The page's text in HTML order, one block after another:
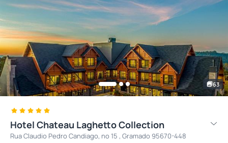
63
Hotel Chateau Laghetto Collection
Rua Claudio Pedro Candiago, nº 15 , Gramado 95670-448